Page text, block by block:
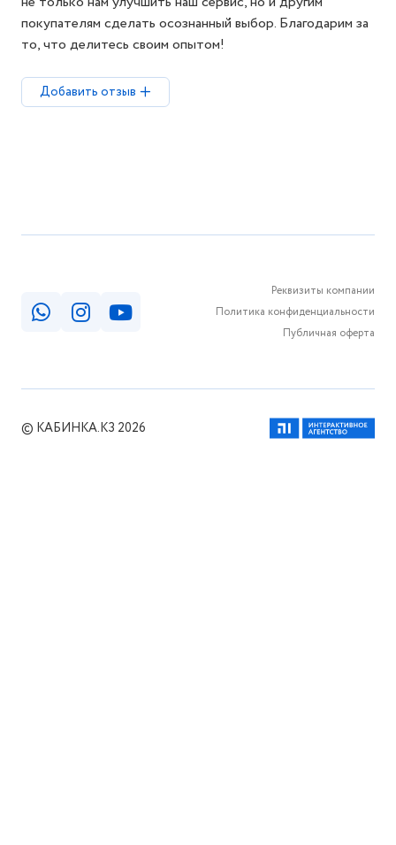
покупателям сделать осознанный выбор. Благодарим за
то, что делитесь своим опытом!
Добавить отзыв
Реквизиты компании
Политика конфиденциальности
Публичная оферта
© КАБИНКА.КЗ 2026